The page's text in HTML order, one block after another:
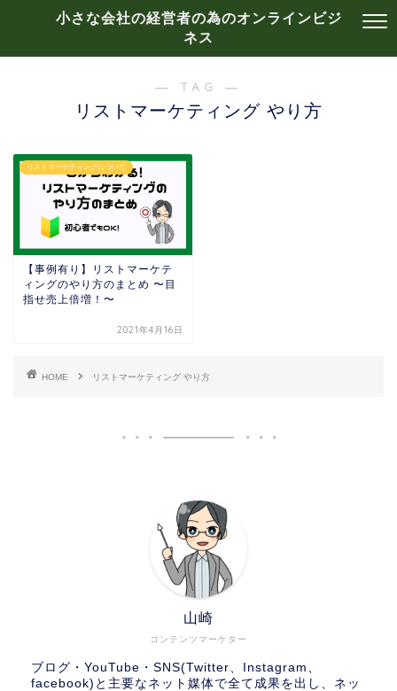
小さな会社の経営者の為のオンラインビジ
ネス
― TAG ―
リストマーケティング やり方
リストマーケティングについて
【事例有り】リストマーケテ
ィングのやり方のまとめ 〜目
指せ売上倍増！〜
2021年4月16日
HOME リストマーケティング やり方
コンテンツマーケター
山崎
ブログ・YouTube・SNS(Twitter、Instagram、
facebook)と主要なネット媒体で全て成果を出し、ネッ